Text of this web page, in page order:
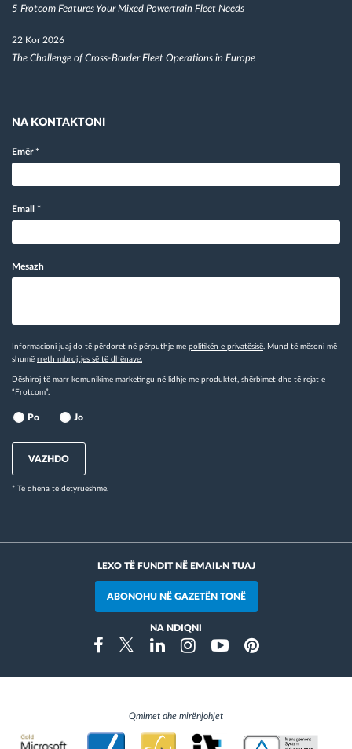
5 Frotcom Features Your Mixed Powertrain Fleet Needs
22 Kor 2026
The Challenge of Cross-Border Fleet Operations in Europe
NA KONTAKTONI
Emër*
Email *
Mesazh
Informacioni juaj do të përdoret në përputhje me politikën e privatësisë . Mund të mësoni më
shumë rreth mbrojtjes së të dhënave.
Dëshiroj të marr komunikime marketingu në lidhje me produktet, shërbimet dhe të rejat e
“Frotcom”.
Po Jo
VAZHDO
* Të dhëna të detyrueshme.
LEXO TË FUNDIT NË EMAIL-N TUAJ
ABONOHU NË GAZETËN TONË
NA NDIQNI
FacebookTwitterLinkedinInstragramYoutubePinterest
Qmimet dhe mirënjohjet